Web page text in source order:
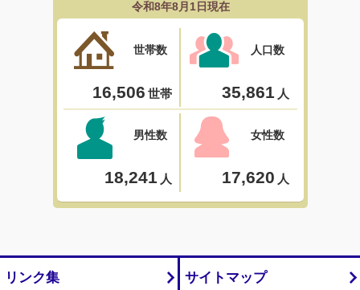
リンク集 サイトマップ